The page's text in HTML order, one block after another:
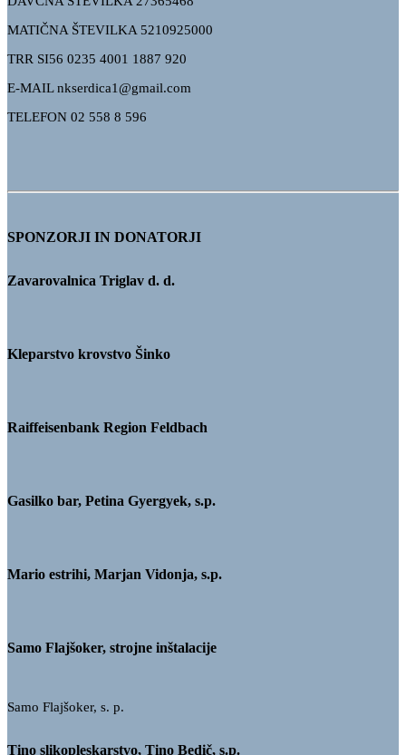
MATIČNA ŠTEVILKA 5210925000
TRR SI56 0235 4001 1887 920
E-MAIL nkserdica1@gmail.com
TELEFON 02 558 8 596
SPONZORJI IN DONATORJI
Zavarovalnica Triglav d. d.
Kleparstvo krovstvo Šinko
Raiffeisenbank Region Feldbach
Gasilko bar, Petina Gyergyek, s.p.
Mario estrihi, Marjan Vidonja, s.p.
Samo Flajšoker, strojne inštalacije
Samo Flajšoker, s. p.
Tino slikopleskarstvo, Tino Bedič, s.p.